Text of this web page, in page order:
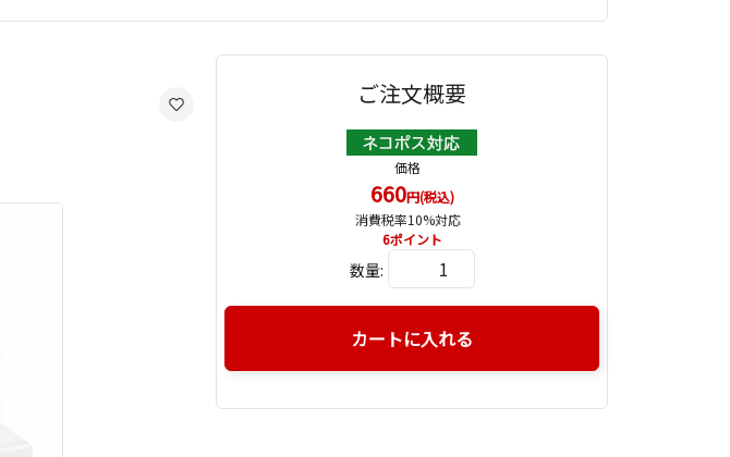
ご注文概要
価格
660円(税込)
消費税率10%対応
6ポイント
数量:
カートに入れる